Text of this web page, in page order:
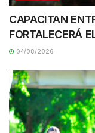
CAPACITAN
FORTALECERÁ
04/08/2026